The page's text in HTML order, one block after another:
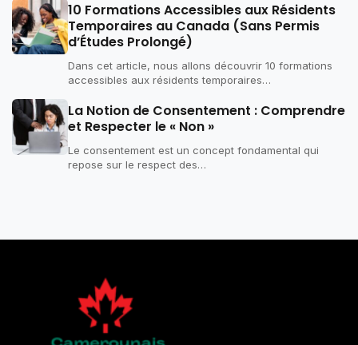
10 Formations Accessibles aux Résidents
Temporaires au Canada (Sans Permis
d’Études Prolongé)
Dans cet article, nous allons découvrir 10 formations
accessibles aux résidents temporaires…
La Notion de Consentement : Comprendre
et Respecter le « Non »
Le consentement est un concept fondamental qui
repose sur le respect des…